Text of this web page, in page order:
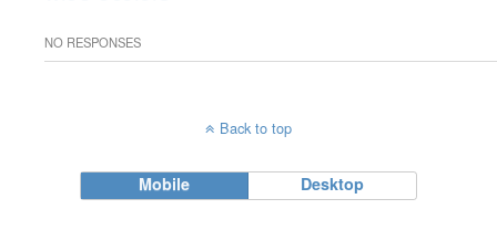
NO RESPONSES
Back to top
Mobile Desktop